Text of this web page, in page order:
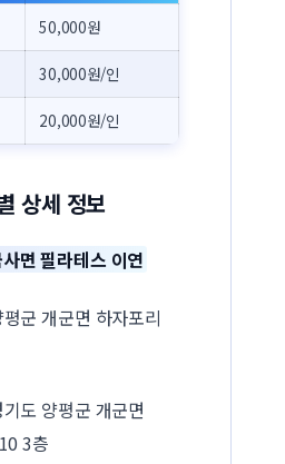
50,000원
30,000원/인
20,000원/인
상세 정보
면 필라테스 이연
군 개군면 하자포리
도 양평군 개군면
3층